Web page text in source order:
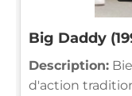
Big Daddy
Description:
d'action